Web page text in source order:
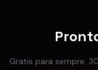
Gratis para sempre.